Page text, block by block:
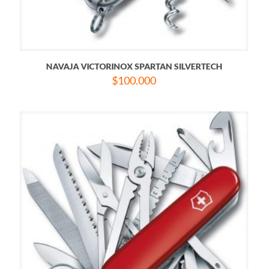
NAVAJA VICTORINOX SPARTAN SILVERTECH
$100.000